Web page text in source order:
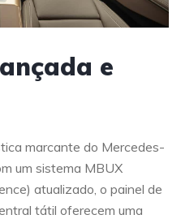
e
marcante do Mercedes-
um sistema MBUX
atualizado, o painel de
tátil oferecem uma